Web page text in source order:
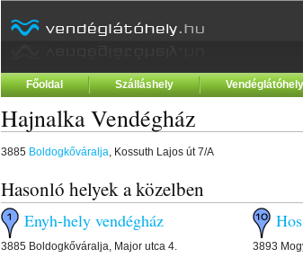
Főoldal Szálláshely Vendéglátóhely
Hajnalka Vendégház
3885 Boldogkőváralja, Kossuth Lajos út 7/A
Hasonló helyek a közelben
Enyh-hely vendégház
3885 Boldogkőváralja, Major utca 4. 3893